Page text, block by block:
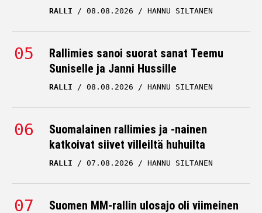
RALLI 08.08.2026 HANNU SILTANEN
Rallimies sanoi suorat sanat Teemu
Suniselle ja Janni Hussille
RALLI 08.08.2026 HANNU SILTANEN
Suomalainen rallimies ja -nainen
katkoivat siivet villeiltä huhuilta
RALLI 07.08.2026 HANNU SILTANEN
Suomen MM-rallin ulosajo oli viimeinen